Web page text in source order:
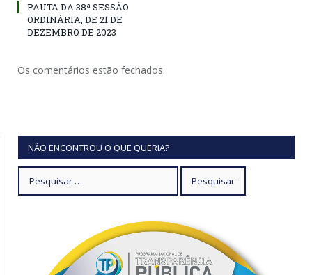
PAUTA DA 38ª SESSÃO
ORDINÁRIA, DE 21 DE
DEZEMBRO DE 2023
Os comentários estão fechados.
NÃO ENCONTROU O QUE QUERIA?